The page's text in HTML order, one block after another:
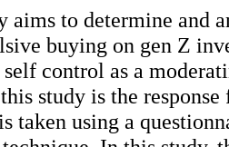
aims to determine and
buying on gen Z
control as a
study is the
taken using a